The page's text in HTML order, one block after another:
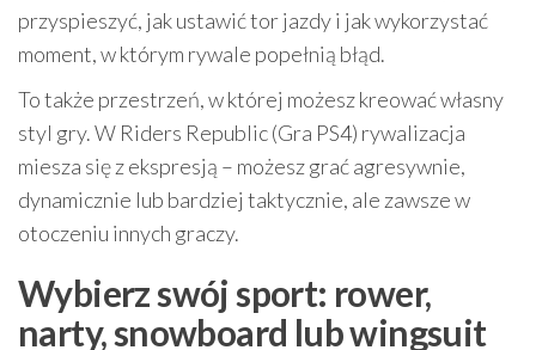
przyspieszyć, jak ustawić tor jazdy i jak wykorzystać
moment, w którym rywale popełnią błąd.
To także przestrzeń, w której możesz kreować własny
styl gry. W Riders Republic (Gra PS4) rywalizacja
miesza się z ekspresją – możesz grać agresywnie,
dynamicznie lub bardziej taktycznie, ale zawsze w
otoczeniu innych graczy.
Wybierz swój sport: rower,
narty, snowboard lub wingsuit